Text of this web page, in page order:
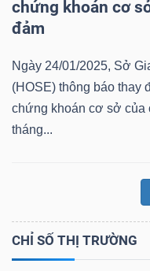
chứng khoán cơ
đảm
Ngày 24/01/2025, Sở
(HOSE) thông báo thay
chứng khoán cơ sở của
tháng...
CHỈ SỐ THỊ TRƯỜNG